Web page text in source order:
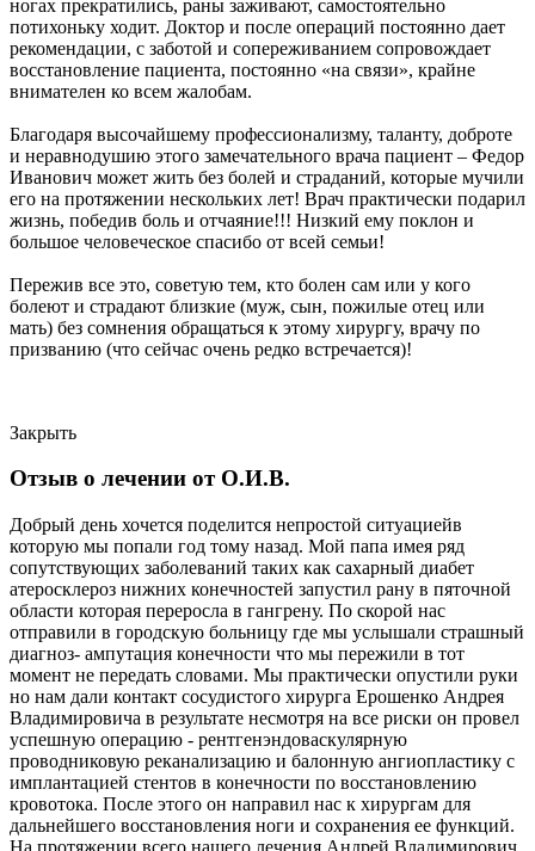
ногах прекратились, раны заживают, самостоятельно
потихоньку ходит. Доктор и после операций постоянно дает
рекомендации, с заботой и сопереживанием сопровождает
восстановление пациента, постоянно «на связи», крайне
внимателен ко всем жалобам.
Благодаря высочайшему профессионализму, таланту, доброте
и неравнодушию этого замечательного врача пациент – Федор
Иванович может жить без болей и страданий, которые мучили
его на протяжении нескольких лет! Врач практически подарил
жизнь, победив боль и отчаяние!!! Низкий ему поклон и
большое человеческое спасибо от всей семьи!
Пережив все это, советую тем, кто болен сам или у кого
болеют и страдают близкие (муж, сын, пожилые отец или
мать) без сомнения обращаться к этому хирургу, врачу по
призванию (что сейчас очень редко встречается)!
Закрыть
Отзыв о лечении от О.И.В.
Добрый день хочется поделится непростой ситуациейв
которую мы попали год тому назад. Мой папа имея ряд
сопутствующих заболеваний таких как сахарный диабет
атеросклероз нижних конечностей запустил рану в пяточной
области которая переросла в гангрену. По скорой нас
отправили в городскую больницу где мы услышали страшный
диагноз- ампутация конечности что мы пережили в тот
момент не передать словами. Мы практически опустили руки
но нам дали контакт сосудистого хирурга Ерошенко Андрея
Владимировича в результате несмотря на все риски он провел
успешную операцию - рентгенэндоваскулярную
проводниковую реканализацию и балонную ангиопластику с
имплантацией стентов в конечности по восстановлению
кровотока. После этого он направил нас к хирургам для
дальнейшего восстановления ноги и сохранения ее функций.
На протяжении всего нашего лечения Андрей Владимирович